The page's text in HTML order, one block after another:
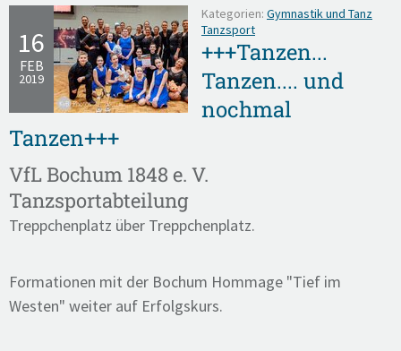
16
FEB
2019
Kategorien: Gymnastik und Tanz
Tanzsport
+++Tanzen...
Tanzen.... und
nochmal
Tanzen+++
VfL Bochum 1848 e. V.
Tanzsportabteilung
Treppchenplatz über Treppchenplatz.
Formationen mit der Bochum Hommage "Tief im
Westen" weiter auf Erfolgskurs.